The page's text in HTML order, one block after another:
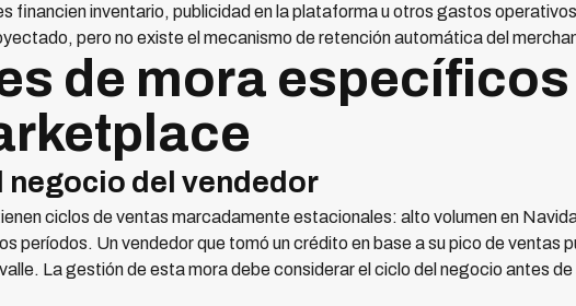
financien inventario, publicidad en la plataforma u otros gastos
pero no existe el mecanismo de retención automática del
de mora específicos
del vendedor
ciclos de ventas marcadamente estacionales: alto volumen en
períodos. Un vendedor que tomó un crédito en base a su pico de ventas
La gestión de esta mora debe considerar el ciclo del negocio antes